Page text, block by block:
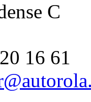
C
16 61